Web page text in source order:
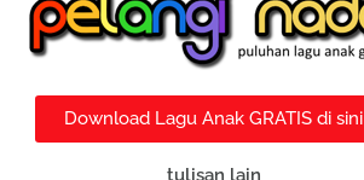
Download Lagu Anak GRATIS di sini
tulisan lain